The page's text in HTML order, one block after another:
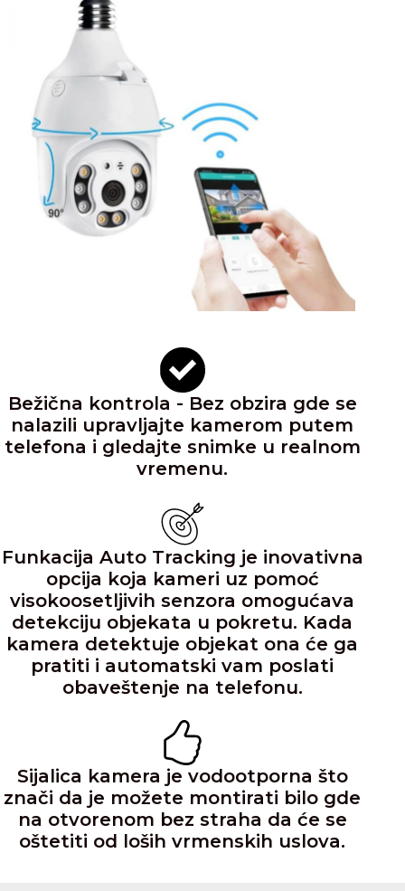
Bežična kontrola - Bez obzira gde se
nalazili upravljajte kamerom putem
telefona i gledajte snimke u realnom
vremenu.
Funkacija Auto Tracking je inovativna
opcija koja kameri uz pomoć
visokoosetljivih senzora omogućava
detekciju objekata u pokretu. Kada
kamera detektuje objekat ona će ga
pratiti i automatski vam poslati
obaveštenje na telefonu.
Sijalica kamera je vodootporna što
znači da je možete montirati bilo gde
na otvorenom bez straha da će se
oštetiti od loših vrmenskih uslova.